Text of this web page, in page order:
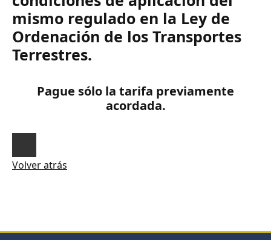
mismo regulado en la Ley de
Ordenación de los Transportes
Terrestres.
Pague sólo la tarifa previamente
acordada.
Volver atrás